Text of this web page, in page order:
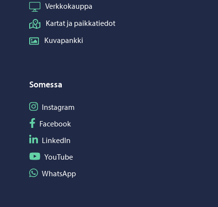
Verkkokauppa
Kartat ja paikkatiedot
Kuvapankki
Somessa
Seuraa Instagram
Instagram
Seuraa Facebook
Facebook
Seuraa LinkedIn
LinkedIn
Seuraa YouTube
YouTube
Jaa WhatsApp
WhatsApp